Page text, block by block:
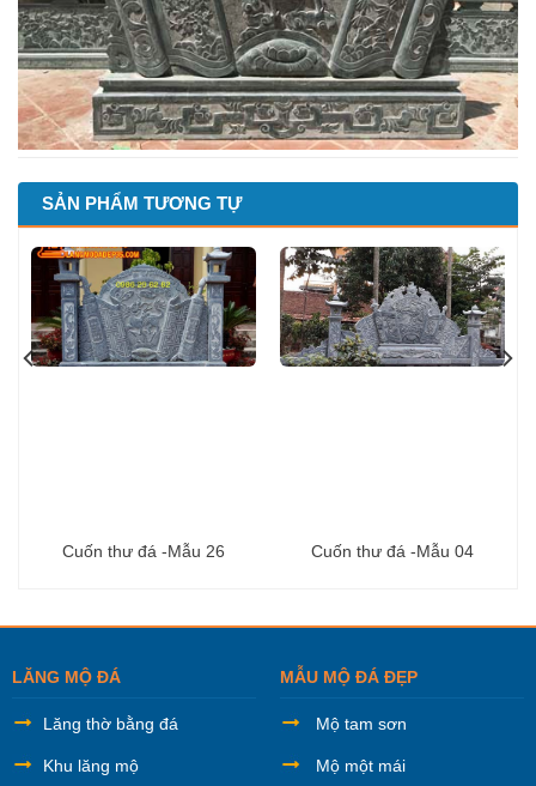
SẢN PHẨM TƯƠNG TỰ
Cuốn thư đá -Mẫu 26 Cuốn thư đá -Mẫu 04
LĂNG MỘ ĐÁ
Lăng thờ bằng đá
Khu lăng mộ
MẪU MỘ ĐÁ ĐẸP
Mộ tam sơn
Mộ một mái